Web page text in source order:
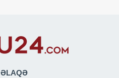
ƏLAQƏ